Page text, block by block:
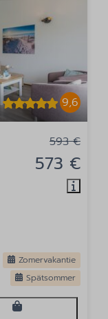
9,6
593 €
573 €
Zomervakantie
Spätsommer